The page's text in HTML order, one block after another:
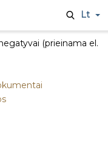
(prieinama el.
Lt